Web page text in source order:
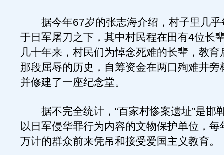
据今年67岁的张志海介绍，村子里几乎
于日军屠刀之下，其中村民程在田有4位长
几十年来，村民们为悼念死难的长辈，教育
那段屈辱的历史，自筹资金在两口殉难井旁
并修建了一座纪念堂。
据不完全统计，“百家村惨案遗址”是邯
以日军侵华罪行为内容的文物保护单位，每
万计的群众前来凭吊和接受爱国主义教育。